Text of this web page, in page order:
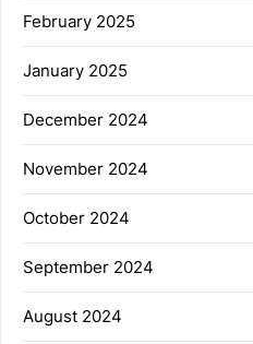
February 2025
January 2025
December 2024
November 2024
October 2024
September 2024
August 2024